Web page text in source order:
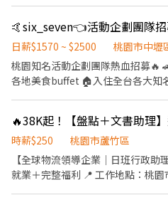
路
【@317tpzqd】明熙-Blue專員 加
⭕️免費諮詢 ❌無收取仲介費
際倉:大園區國際路一段 📍水源倉:
$275-600/H ｜大夜｜00:00-09:00 💰時薪💰$285-654/H 📍上班地
點 ‼️大園區建國路 ‼️大園區國際路一段 📅休假自由選 ✔ 固定週
日/日一 ✔ 排休8-10天 💰日領全薪1960-4930｜週領最高1萬 🎁做滿
8H↑額外加碼津貼$300~$1000 💳 領薪超
名+電話』 快速幫你安排上工✌
日薪$1570 ~ $2500
桃園市中壢
桃園知名活動企劃團隊熱血招募🔥
各地美食buffet 🏠入住全台各大知
活動團隊-瘋之追憶🔥 只要你！ 🤣
上進 🌉喜歡旅遊到處趴趴走 🧗🏻
級大E人（I人也有機會成為E人）
🏫不影響學業顧好工作 ❤️只要擁有以上條件，都歡迎你加入我們的
時薪$250
桃園市蘆竹區
【全球物流領導企業｜日班行政助
就業＋完整福利 📍 工作地點：桃園市蘆竹區（近A10山鼻站） 🕒 工